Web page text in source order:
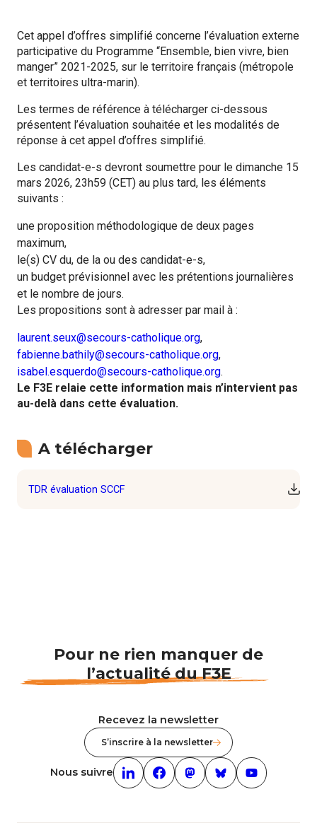
Parcours membre
Cet appel d’offres simplifié concerne l’évaluation externe
participative du Programme “Ensemble, bien vivre, bien
manger” 2021-2025, sur le territoire français (métropole
et territoires ultra-marin).
Les termes de référence à télécharger ci-dessous
présentent l’évaluation souhaitée et les modalités de
réponse à cet appel d’offres simplifié.
Les candidat-e-s devront soumettre pour le dimanche 15
mars 2026, 23h59 (CET) au plus tard, les éléments
suivants :
une proposition méthodologique de deux pages
maximum,
le(s) CV du, de la ou des candidat-e-s,
un budget prévisionnel avec les prétentions journalières
et le nombre de jours.
Les propositions sont à adresser par mail à :
laurent.seux@secours-catholique.org,
fabienne.bathily@secours-catholique.org,
isabel.esquerdo@secours-catholique.org.
Le F3E relaie cette information mais n’intervient pas
au-delà dans cette évaluation.
A télécharger
TDR évaluation SCCF
Pour ne rien manquer de
l’actualité du F3E
Recevez la newsletter
S’inscrire à la newsletter
Nous suivre Linkedin (nouvelle fenêtre)
Facebook (nouvelle fenêtre)
mastodon (nouvelle
Bluesky (nouvelle
Youtube